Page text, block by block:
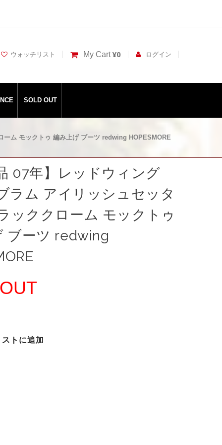
ウォッチリスト My Cart ¥0 ログイン
SOLD OUT
ーム モックトゥ 編み上げ ブーツ redwing HOPESMORE
07年】レッドウィング
ラム アイリッシュセッタ
ッククローム モックトゥ
ブーツ redwing
トに追加